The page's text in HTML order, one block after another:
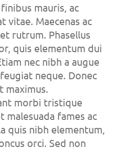
mauris, ac
vitae. Maecenas ac
rutrum. Phasellus
quis elementum dui
nec nibh a augue
neque. Donec
maximus.
morbi tristique
malesuada fames ac
quis nibh elementum,
orci. Sed non